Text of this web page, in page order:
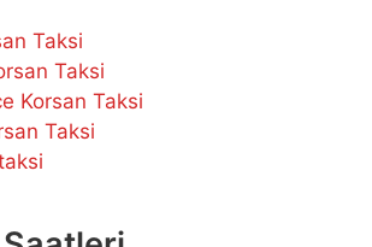
Taksi
Taksi
Korsan Taksi
Taksi